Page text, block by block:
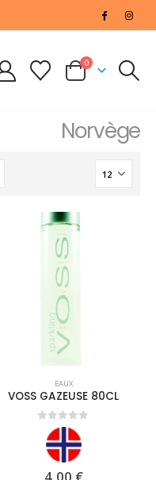
0
Norvège
EAUX
VOSS GAZEUSE 80CL
out of 5
4,00 €